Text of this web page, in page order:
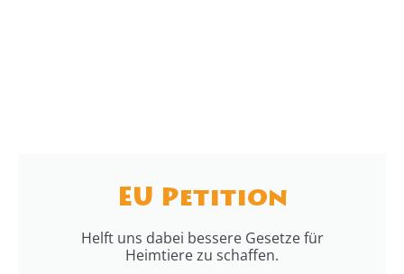
EU Petition
Helft uns dabei bessere Gesetze für
Heimtiere zu schaffen.